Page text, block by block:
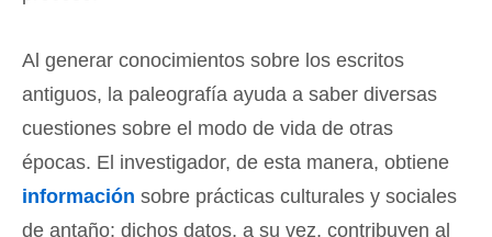
Al generar conocimientos sobre los escritos
antiguos, la paleografía ayuda a saber diversas
cuestiones sobre el modo de vida de otras
épocas. El investigador, de esta manera, obtiene
información sobre prácticas culturales y sociales
de antaño: dichos datos, a su vez, contribuyen al